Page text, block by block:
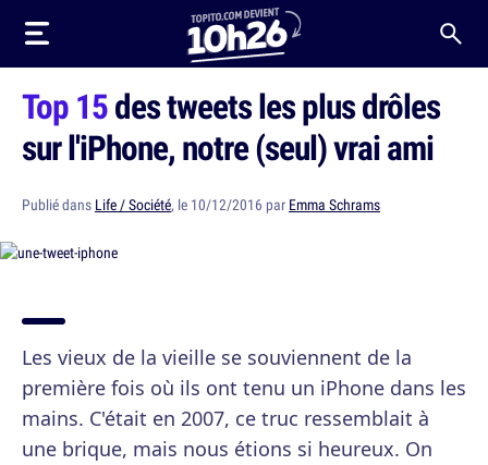
Top 15des tweets les plus drôles
sur l'iPhone, notre (seul) vrai ami
Publié dans Life / Société, le 10/12/2016 par Emma Schrams
Les vieux de la vieille se souviennent de la
première fois où ils ont tenu un iPhone dans les
mains. C'était en 2007, ce truc ressemblait à
une brique, mais nous étions si heureux. On